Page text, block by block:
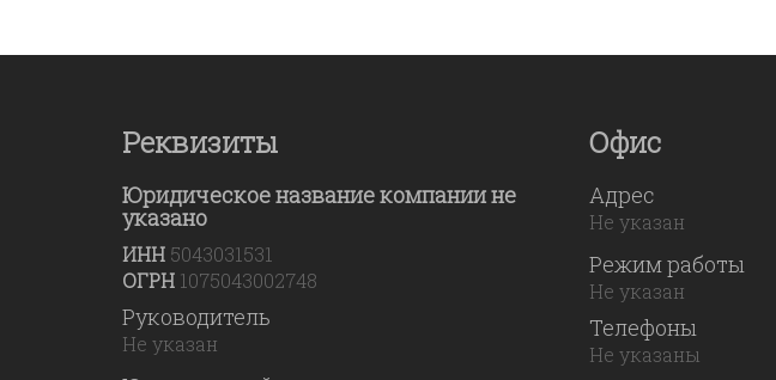
Реквизиты
Юридическое название компании не
указано
ИНН 5043031531
ОГРН 1075043002748
Руководитель
Не указан
Офис
Адрес
Не указан
Режим работы
Не указан
Телефоны
Не указаны